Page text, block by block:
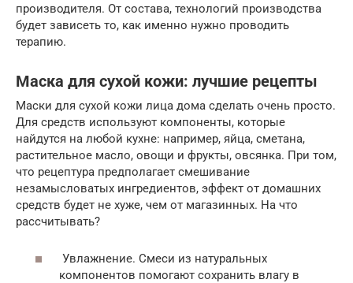
производителя. От состава, технологий производства
будет зависеть то, как именно нужно проводить
терапию.
Маска для сухой кожи: лучшие рецепты
Маски для сухой кожи лица дома сделать очень просто.
Для средств используют компоненты, которые
найдутся на любой кухне: например, яйца, сметана,
растительное масло, овощи и фрукты, овсянка. При том,
что рецептура предполагает смешивание
незамысловатых ингредиентов, эффект от домашних
средств будет не хуже, чем от магазинных. На что
рассчитывать?
Увлажнение. Смеси из натуральных
компонентов помогают сохранить влагу в